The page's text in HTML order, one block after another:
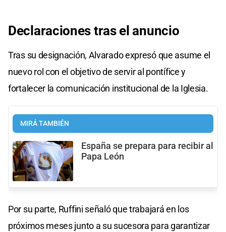
Declaraciones tras el anuncio
Tras su designación, Alvarado expresó que asume el
nuevo rol con el objetivo de servir al pontífice y
fortalecer la comunicación institucional de la Iglesia.
MIRÁ TAMBIÉN
España se prepara para recibir al
Papa León
Por su parte, Ruffini señaló que trabajará en los
próximos meses junto a su sucesora para garantizar